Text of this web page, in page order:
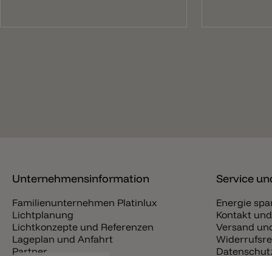
Unternehmensinformation
Familienunternehmen Platinlux
Lichtplanung
Lichtkonzepte und Referenzen
Lageplan und Anfahrt
Partner
Service
Energie
Kontakt
Versand